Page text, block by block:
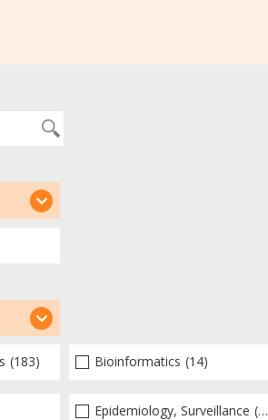
(183) Bioinformatics (14)
Epidemiology, Surveillance (100)